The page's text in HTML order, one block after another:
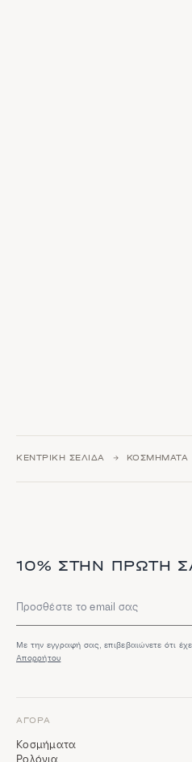
ΚΕΝΤΡΙΚΉ ΣΕΛΊΔΑ ΚΟΣΜΉΜΑΤΑ
10% ΣΤΗΝ ΠΡΏΤΗ
Διεύθυνση email
Με την εγγραφή σας, επιβεβαιώνετε ότι
Απορρήτου
ΑΓΟΡΆ
Κοσμήματα
Ρολόγια